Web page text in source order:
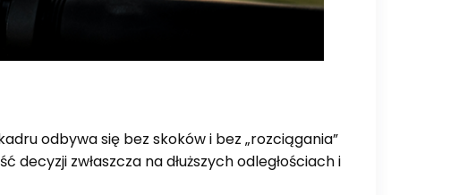
odbywa się bez skoków i bez „rozciągania”
zwłaszcza na dłuższych odległościach i